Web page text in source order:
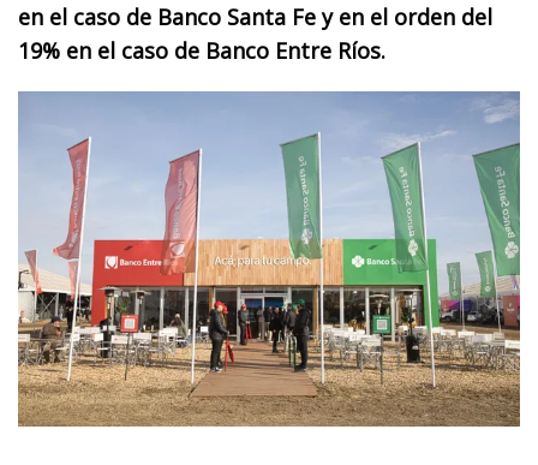
en el caso de Banco Santa Fe y en el orden del
19% en el caso de Banco Entre Ríos.